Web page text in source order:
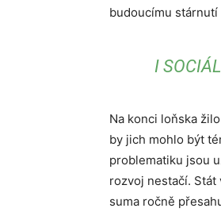
budoucímu
I
Na konci loňska
by jich mohlo být
problematiku jsou
rozvoj nestačí.
suma ročně